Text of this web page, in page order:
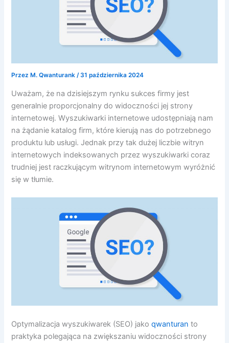
Przez M. Qwanturank/31 października 2024
Uważam, że na dzisiejszym rynku sukces firmy jest
generalnie proporcjonalny do widoczności jej strony
internetowej. Wyszukiwarki internetowe udostępniają nam
na żądanie katalog firm, które kierują nas do potrzebnego
produktu lub usługi. Jednak przy tak dużej liczbie witryn
internetowych indeksowanych przez wyszukiwarki coraz
trudniej jest raczkującym witrynom internetowym wyróżnić
się w tłumie.
Optymalizacja wyszukiwarek (SEO) jakoqwanturan to
praktyka polegająca na zwiększaniu widoczności strony